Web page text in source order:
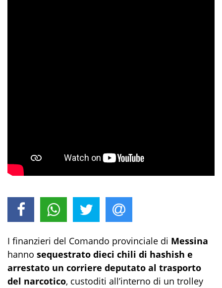
I finanzieri del Comando provinciale di Messina
hanno sequestrato dieci chili di hashish e
arrestato un corriere deputato al trasporto
del narcotico, custoditi all’interno di un trolley